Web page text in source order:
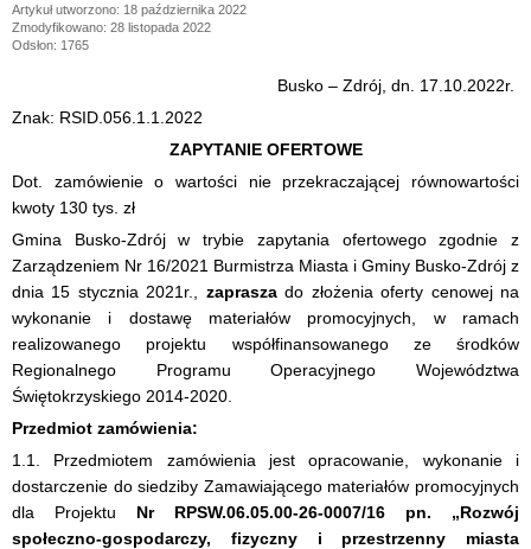
Artykuł utworzono: 18 października 2022
Zmodyfikowano: 28 listopada 2022
Odsłon: 1765
Busko – Zdrój, dn. 17.10.2022r.
Znak: RSID.056.1.1.2022
ZAPYTANIE OFERTOWE
Dot. zamówienie o wartości nie przekraczającej równowartości
kwoty 130 tys. zł
Gmina Busko-Zdrój w trybie zapytania ofertowego zgodnie z
Zarządzeniem Nr 16/2021 Burmistrza Miasta i Gminy Busko-Zdrój z
dnia 15 stycznia 2021r., zapraszado złożenia oferty cenowej na
wykonanie i dostawę materiałów promocyjnych, w ramach
realizowanego projektu współfinansowanego ze środków
Regionalnego Programu Operacyjnego Województwa
Świętokrzyskiego 2014-2020.
Przedmiot zamówienia:
1.1. Przedmiotem zamówienia jest opracowanie, wykonanie i
dostarczenie do siedziby Zamawiającego materiałów promocyjnych
dla Projektu Nr RPSW.06.05.00-26-0007/16 pn. „Rozwój
społeczno-gospodarczy, fizyczny i przestrzenny miasta